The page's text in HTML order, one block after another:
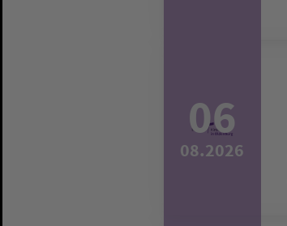
06
08.2026